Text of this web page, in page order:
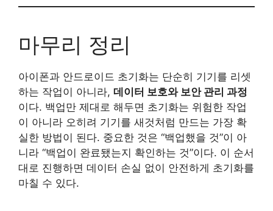
마무리 정리
아이폰과 안드로이드 초기화는 단순히 기기를 리셋
하는 작업이 아니라, 데이터 보호와 보안 관리 과정
이다. 백업만 제대로 해두면 초기화는 위험한 작업
이 아니라 오히려 기기를 새것처럼 만드는 가장 확
실한 방법이 된다. 중요한 것은 “백업했을 것”이 아
니라 “백업이 완료됐는지 확인하는 것”이다. 이 순서
대로 진행하면 데이터 손실 없이 안전하게 초기화를
마칠 수 있다.